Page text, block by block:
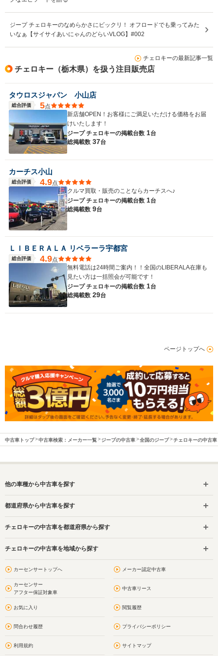
ジープ チェロキーのなめらかさにビックリ！ オフロードでも乗ってみた
いなぁ【サイサイあいにゃんのどらいVLOG】#002
チェロキーの最新記事一覧
チェロキー（栃木県）を扱う注目販売店
タウロスジャパン 小山店
総合評価 5点
新店舗OPEN！お客様にご満足いただける価格をお届
けいたします！
ジープ チェロキーの掲載台数 1台
総掲載数 37台
カーチス小山
総合評価 4.9点
クルマ買取・販売のことならカーチスへ♪
ジープ チェロキーの掲載台数 1台
総掲載数 9台
ＬＩＢＥＲＡＬＡ リベラーラ宇都宮
総合評価 4.9点
無料電話は24時間ご案内！！全国のLIBERALA在庫も
見たい方は一括照会が可能です！
ジープ チェロキーの掲載台数 1台
総掲載数 29台
ページトップへ
中古車トップ 中古車検索：メーカー一覧 ジープの中古車 全国のジープ チェロキーの中古車
他の車種から中古車を探す
都道府県から中古車を探す
チェロキーの中古車を都道府県から探す
チェロキーの中古車を地域から探す
カーセンサートップへ メーカー認定中古車
カーセンサー
アフター保証対象車
中古車リース
お気に入り 閲覧履歴
問合わせ履歴 プライバシーポリシー
利用規約 サイトマップ